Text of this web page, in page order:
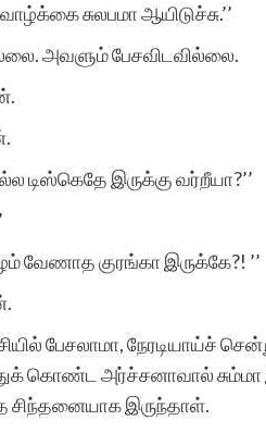
சுலபமா ஆயிடுச்சு.’’
அவளும் பேசவிடவில்லை.
டிஸ்கெதே இருக்கு வர்றீயா?’’
வேணாத குரங்கா இருக்கே?! ’’
பேசலாமா, நேரடியாய்ச்
கொண்ட அர்ச்சனாவால் சும்மா
சிந்தனையாக இருந்தாள்.